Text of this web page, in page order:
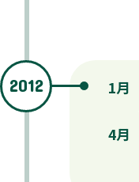
2012 1月
4月